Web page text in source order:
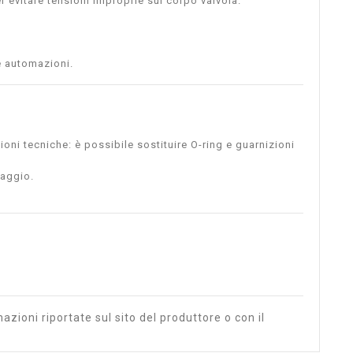
automazioni.
tecniche: è possibile sostituire O-ring e guarnizioni
riportate sul sito del produttore o con il